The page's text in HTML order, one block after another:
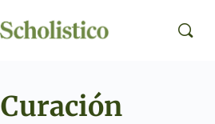
Curación